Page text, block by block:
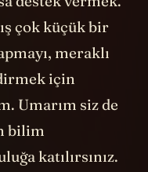
çok küçük bir
meraklı
için
Umarım siz de
bilim
katılırsınız.